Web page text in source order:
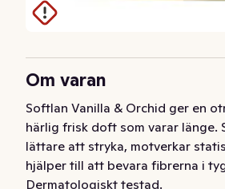
Om varan
Softlan Vanilla & Orchid ger en
härlig frisk doft som varar länge.
lättare att stryka, motverkar
hjälper till att bevara fibrerna i
Dermatologiskt testad.